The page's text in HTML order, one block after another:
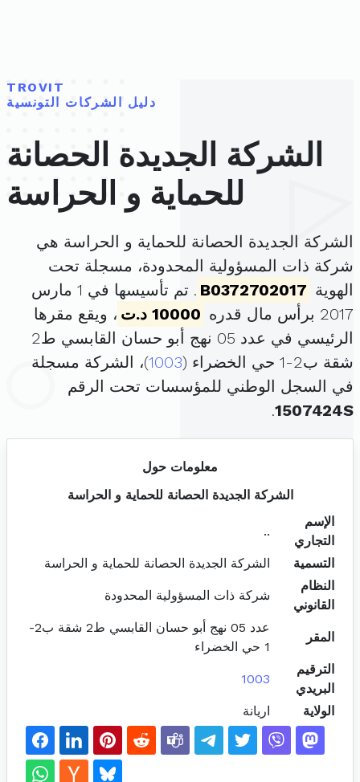
TROVIT
دليل الشركات التونسية
الشركة الجديدة الحصانة
للحماية و الحراسة
الشركة الجديدة الحصانة للحماية و الحراسة هي
شركة ذات المسؤولية المحدودة، مسجلة تحت
الهوية B0372702017
. تم تأسيسها في 1 مارس
2017 برأس مال قدره
10000 د.ت
، ويقع مقرها
الرئيسي في عدد 05 نهج أبو حسان القابسي ط2
شقة ب2-1 حي الخضراء (
1003)، الشركة مسجلة
في السجل الوطني للمؤسسات تحت الرقم
1507424S
.
معلومات حول
الشركة الجديدة الحصانة للحماية و الحراسة
الإسم
التجاري
..
التسمية
الشركة الجديدة الحصانة للحماية و الحراسة
النظام
القانوني
شركة ذات المسؤولية المحدودة
المقر
عدد 05 نهج أبو حسان القابسي ط2 شقة ب2-
1 حي الخضراء
الترقيم
البريدي
1003
الولاية اريانة